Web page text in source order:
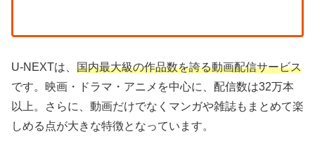
U-NEXTは、 国内最大級の作品数を誇る動画配信サービス
です。映画・ドラマ・アニメを中心に、配信数は32万本
以上。さらに、動画だけでなくマンガや雑誌もまとめて楽
しめる点が大きな特徴となっています。